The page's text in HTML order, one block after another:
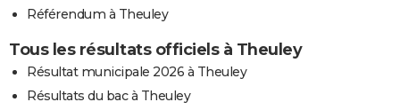
Référendum à Theuley
Tous les résultats officiels à Theuley
Résultat municipale 2026 à Theuley
Résultats du bac à Theuley